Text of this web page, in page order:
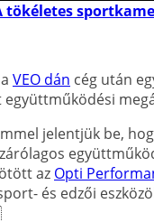
tökéletes
a VEO dán cég után
jelentjük be,
az Opti
és edzői